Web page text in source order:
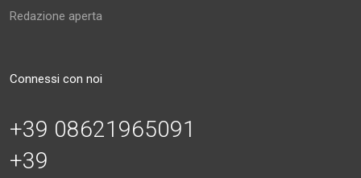
Redazione aperta
Connessi con noi
+39 08621965091
+39